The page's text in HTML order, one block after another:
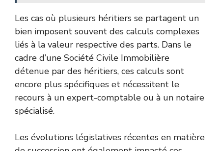
Les cas où plusieurs héritiers se partagent un
bien imposent souvent des calculs complexes
liés à la valeur respective des parts. Dans le
cadre d’une Société Civile Immobilière
détenue par des héritiers, ces calculs sont
encore plus spécifiques et nécessitent le
recours à un expert-comptable ou à un notaire
spécialisé.
Les évolutions législatives récentes en matière